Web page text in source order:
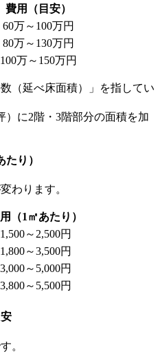
費用（目安）
60万～100万円
80万～130万円
100万～150万円
（延べ床面積）」を指してい
）に2階・3階部分の面積を加
り）
わります。
（1㎡あたり）
1,500～2,500円
1,800～3,500円
3,000～5,000円
3,800～5,500円
。